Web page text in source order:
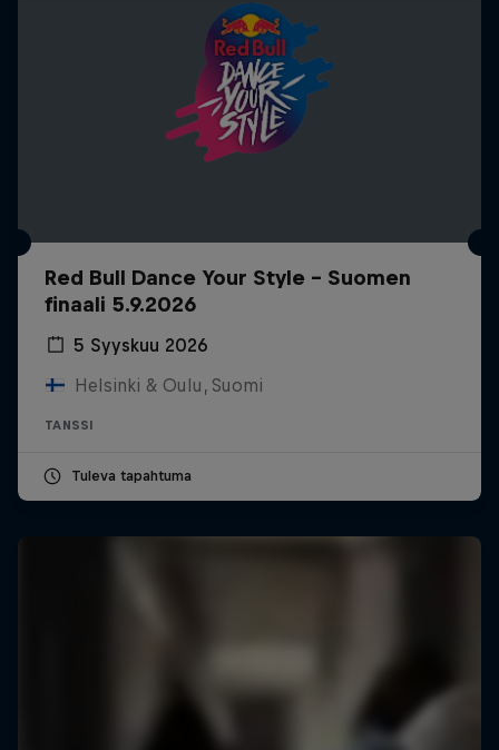
Red Bull Dance Your Style - Suomen
finaali 5.9.2026
5 Syyskuu 2026
Helsinki & Oulu, Suomi
TANSSI
Tuleva tapahtuma